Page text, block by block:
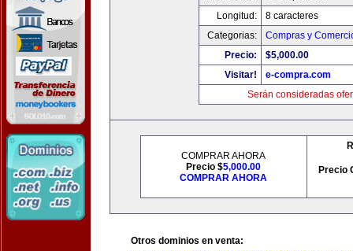
Longitud:
8 caracteres
Categorias:
Compras y
Precio:
$5,000.00
Visitar!
e-compra.com
Serán consideradas
COMPRAR AHORA
Precio $5,000.00
COMPRAR AHORA
Precio
Otros dominios en venta: